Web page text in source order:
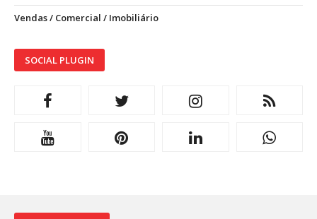
Vendas / Comercial / Imobiliário
SOCIAL PLUGIN